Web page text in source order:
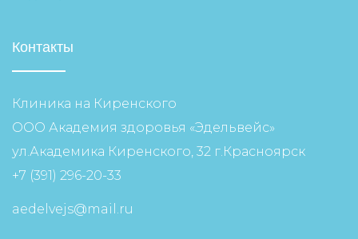
Контакты
Клиника на Киренского
ООО Академия здоровья «Эдельвейс»
ул.Академика Киренского, 32 г.Красноярск
+7 (391) 296-20-33
aedelvejs@mail.ru